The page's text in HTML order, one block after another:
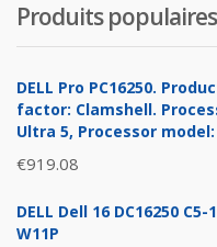
Produits populaires
DELL Pro PC16250.
factor: Clamshell.
Ultra 5, Processor model:
€919.08
DELL Dell 16 DC16250 C5-
W11P